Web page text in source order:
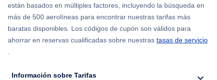
están basados en múltiples factores, incluyendo la búsqueda en
más de 500 aerolíneas para encontrar nuestras tarifas más
baratas disponibles. Los códigos de cupón son válidos para
ahorrar en reservas cualificadas sobre nuestras tasas de servicio
.
Información sobre Tarifas